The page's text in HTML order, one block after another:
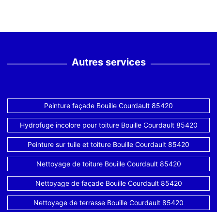
Autres services
Peinture façade Bouille Courdault 85420
Hydrofuge incolore pour toiture Bouille Courdault 85420
Peinture sur tuile et toiture Bouille Courdault 85420
Nettoyage de toiture Bouille Courdault 85420
Nettoyage de façade Bouille Courdault 85420
Nettoyage de terrasse Bouille Courdault 85420